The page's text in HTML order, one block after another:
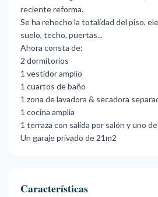
reciente reforma.
Se ha rehecho la totalidad del piso,
suelo, techo, puertas...
Ahora consta de:
2 ‌dormitorios
1 ‌vestidor ‌amplio
1 ‌cuartos de ‌baño
1 zona de ‌lavadora ‌& secadora
1 ‌cocina ‌amplia
1 terraza con ‌salida por ‌salón y uno
Un ‌garaje ‌privado ‌de ‌21m2
Características